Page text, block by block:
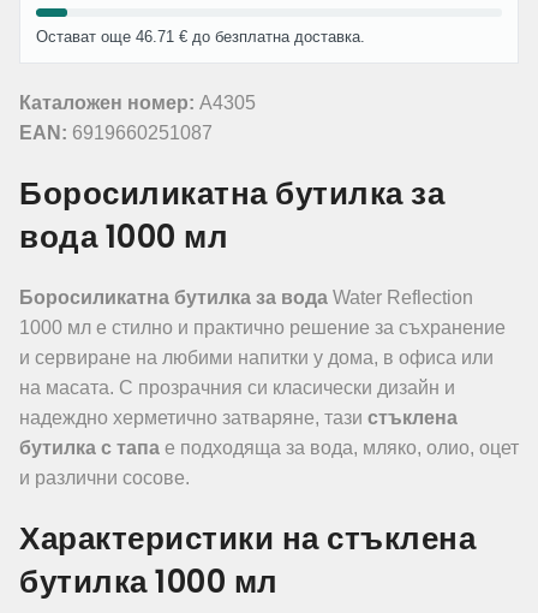
Остават още 46.71 € до безплатна доставка.
Каталожен номер: A4305
EAN: 6919660251087
Боросиликатна бутилка за
вода 1000 мл
Боросиликатна бутилка за вода Water Reflection
1000 мл е стилно и практично решение за съхранение
и сервиране на любими напитки у дома, в офиса или
на масата. С прозрачния си класически дизайн и
надеждно херметично затваряне, тази стъклена
бутилка с тапа е подходяща за вода, мляко, олио, оцет
и различни сосове.
Характеристики на стъклена
бутилка 1000 мл